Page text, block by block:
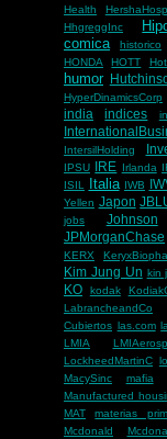
Health
HhgreggInc
comica
historico
HONDA HOTT
humor
HyperDinamicsCorp
india indices
IntersilHolding
IPSU
IRE Irlanda
ISIL
Italia IWB
Yellen Japon
jobs Johnson
JPMorganChase
KERX
Kim Jung Un kin
KO kodak
LabrancheandCo
Cubiertos
las.com
LMIA
LockheedMartinC
MacySinc
mafia
Manufactured
MAT
materias
Mcdonald